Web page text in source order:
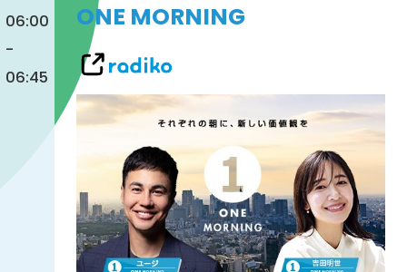
06:00
-
06:45
ONE MORNING